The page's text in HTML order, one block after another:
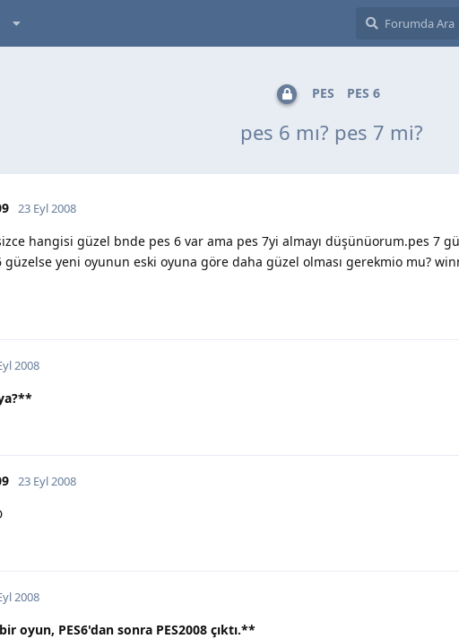
PES PES 6
pes 6 mı? pes 7 mi?
23 Eyl 2008
hangisi güzel bnde pes 6 var ama pes 7yi almayı düşünüorum.pes 7
güzelse yeni oyunun eski oyuna göre daha güzel olması gerekmio mu?
2008
**
23 Eyl 2008
2008
oyun, PES6'dan sonra PES2008 çıktı.**